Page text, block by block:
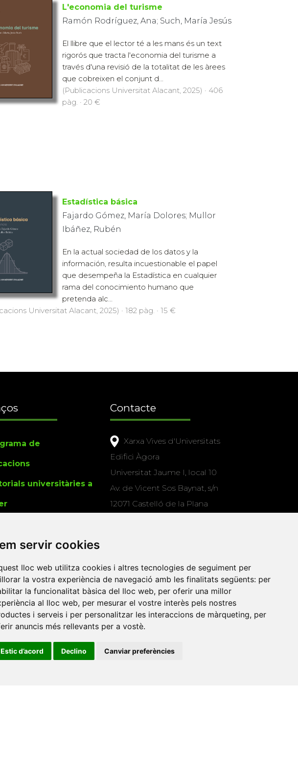
servir cookies
lloc web utilitza cookies i altres tecnologies de seguiment per
la vostra experiència de navegació amb les finalitats següents: per
la funcionalitat bàsica del lloc web, per oferir una millor
al lloc web, per mesurar el vostre interès pels nostres
i serveis i per personalitzar les interaccions de màrqueting, per
anuncis més rellevants per a vostè.
Estic d’acord Declino Canviar preferències
L'economia del turisme
Ramón Rodríguez, Ana; Such, María Jesús
El llibre que el lector té a les mans és un text
rigorós que tracta l'economia del turisme a
través d'una revisió de la totalitat de les àrees
que cobreixen el conjunt d...
(Publicacions Universitat Alacant, 2025) · 406
pàg. · 20 €
Estadística básica
Fajardo Gómez, María Dolores; Mullor
Ibáñez, Rubén
En la actual sociedad de los datos y la
información, resulta incuestionable el papel
que desempeña la Estadística en cualquier
rama del conocimiento humano que
pretenda alc...
Universitat Alacant, 2025) · 182 pàg. · 15 €
de
universitàries a
Contacte
Xarxa Vives d'Universitats
Edifici Àgora
Universitat Jaume I, local 10
Av. de Vicent Sos Baynat, s/n
12071 Castelló de la Plana
Amb el suport
de